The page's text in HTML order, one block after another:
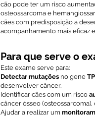
cão pode ter um risco
osteossarcoma e
cães com predisposição a
acompanhamento mais eficaz
Para que serve o
Este exame serve para:
Detectar mutações no gene
desenvolver câncer.
Identificar cães com um risco
câncer ósseo
Ajudar a realizar um